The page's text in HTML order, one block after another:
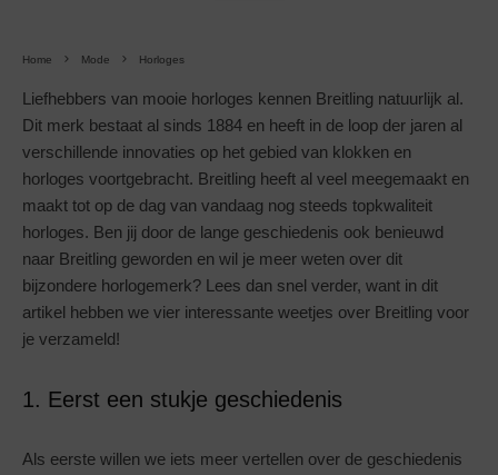
Home Mode Horloges
Liefhebbers van mooie horloges kennen Breitling natuurlijk al.
Dit merk bestaat al sinds 1884 en heeft in de loop der jaren al
verschillende innovaties op het gebied van klokken en
horloges voortgebracht. Breitling heeft al veel meegemaakt en
maakt tot op de dag van vandaag nog steeds topkwaliteit
horloges. Ben jij door de lange geschiedenis ook benieuwd
naar Breitling geworden en wil je meer weten over dit
bijzondere horlogemerk? Lees dan snel verder, want in dit
artikel hebben we vier interessante weetjes over Breitling voor
je verzameld!
1. Eerst een stukje geschiedenis
Als eerste willen we iets meer vertellen over de geschiedenis